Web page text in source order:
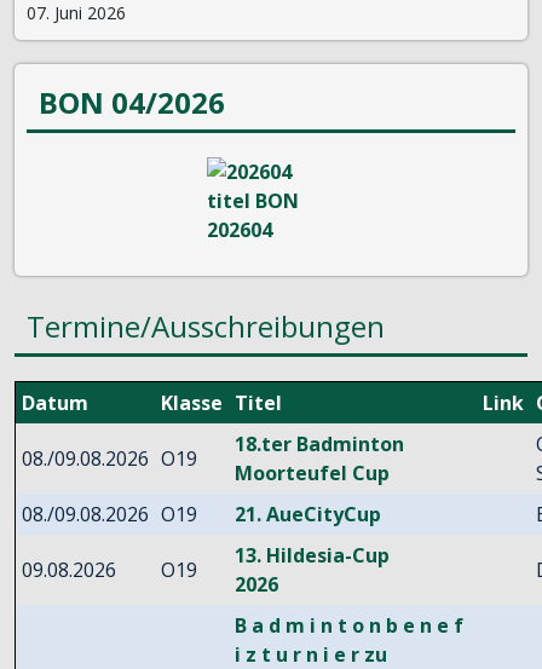
07. Juni 2026
BON 04/2026
Termine/Ausschreibungen
Datum Klasse Titel Link
08./09.08.2026 O19
18.ter Badminton
Moorteufel Cup
08./09.08.2026 O19 21. AueCityCup
09.08.2026 O19
13. Hildesia-Cup
2026
B a d m i n t o n b e n e f
i z t u r n i e r zu